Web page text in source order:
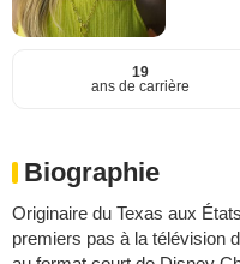
19
ans de carrière
Biographie
Originaire du Texas aux
premiers pas à la télévision